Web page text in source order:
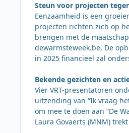
Steun voor projecten
Eenzaamheid is een
projecten richten zich op
brengen met de
dewarmsteweek.be. De
in 2025 financieel zal
Bekende gezichten en
Vier VRT-presentatoren
uitzending van “Ik vraag
om mee te doen aan “De
Laura Govaerts (MNM)